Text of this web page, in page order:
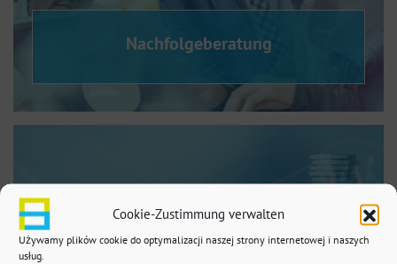
Cookie-Zustimmung verwalten
Używamy plików cookie do optymalizacji naszej strony internetowej i naszych
usług.
Nachfolgeberatung